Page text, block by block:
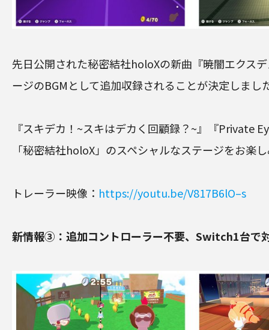
先日公開された秘密結社holoXの新曲『暁闇エクス
ージのBGMとして追加収録されることが決定しまし
『スキデカ！~スキはデカく回顧録？~』『Private
「秘密結社holoX」のスペシャルなステージをお楽
トレーラー映像： https://youtu.be/V817B6lO–s
新情報③：追加コントローラー不要、Switch1台で